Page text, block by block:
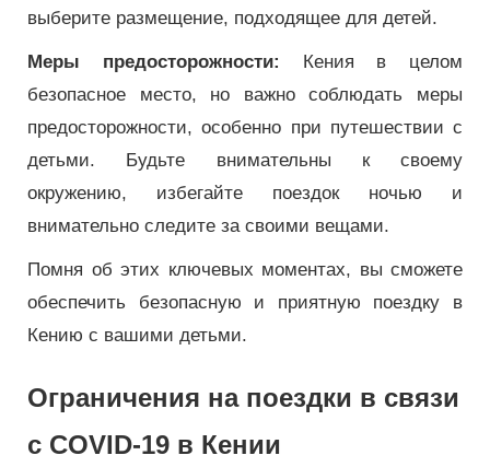
выберите размещение, подходящее для детей.
Меры предосторожности: Кения в целом
безопасное место, но важно соблюдать меры
предосторожности, особенно при путешествии с
детьми. Будьте внимательны к своему
окружению, избегайте поездок ночью и
внимательно следите за своими вещами.
Помня об этих ключевых моментах, вы сможете
обеспечить безопасную и приятную поездку в
Кению с вашими детьми.
Ограничения на поездки в связи
с COVID-19 в Кении